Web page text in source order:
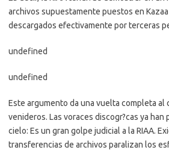
archivos supuestamente puestos en
descargados efectivamente por terceras
undefined
undefined
Este argumento da una vuelta completa al
venideros. Las voraces discogr?cas ya
cielo: Es un gran golpe judicial a la RIAA.
transferencias de archivos paralizan los